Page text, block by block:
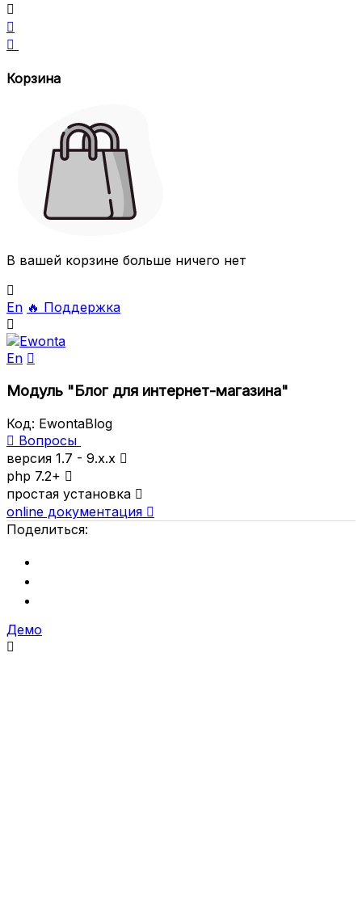



Корзина
В вашей корзине больше ничего нет

En 🔥 Поддержка

En 
Модуль "Блог для интернет-магазина"
Код: EwontaBlog
 Вопросы
версия 1.7 - 9.x.x 
php 7.2+ 
простая установка 
online документация 
Поделиться:
Демо
